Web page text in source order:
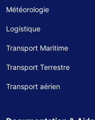
Météorologie
Logistique
Transport Maritime
Transport Terrestre
Transport aérien